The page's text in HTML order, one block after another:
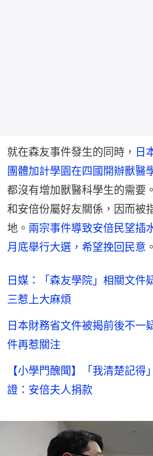
就在森友事件發生的同時， 日
團體加計學園在四國開辦獸醫
都沒有增加獸醫科學生的需要
和安倍份屬好友關係，因而被
地。 兩宗事件導致安倍民望插
月底舉行大選 ，希望挽回民意 。
日媒：「森友學院」相關文
三惹上大麻煩
日本財務省文件被揭前後不
件再惹關注
【小學門醜聞】「我清楚記得
證：安倍夫人捐款